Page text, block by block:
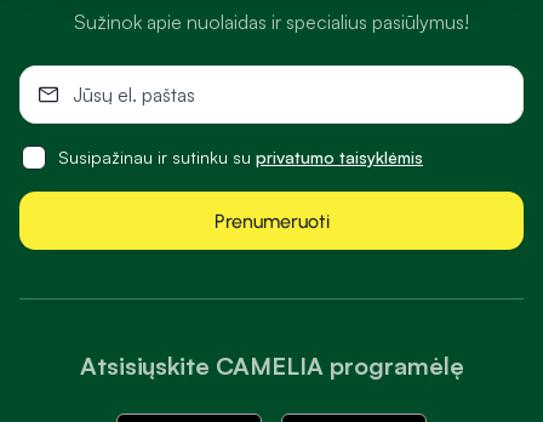
Atsisiųskite CAMELIA programėlę
Sužinok apie nuolaidas ir specialius pasiūlymus!
Susipažinau ir sutinku su privatumo taisyklėmis
Prenumeruoti